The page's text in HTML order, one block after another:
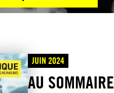
JUIN 2024
AU SOMMAIRE